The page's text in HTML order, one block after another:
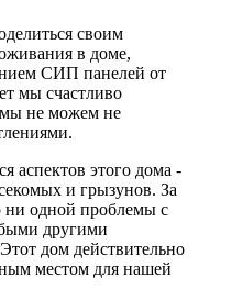
своим
в доме,
СИП панелей от
мы счастливо
не можем не
аспектов этого дома -
и грызунов. За
ни одной проблемы с
другими
дом действительно
местом для нашей